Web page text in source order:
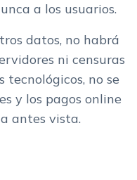
a los usuarios.
datos, no habrá
ni censuras
tecnológicos, no se
y los pagos online
antes vista.